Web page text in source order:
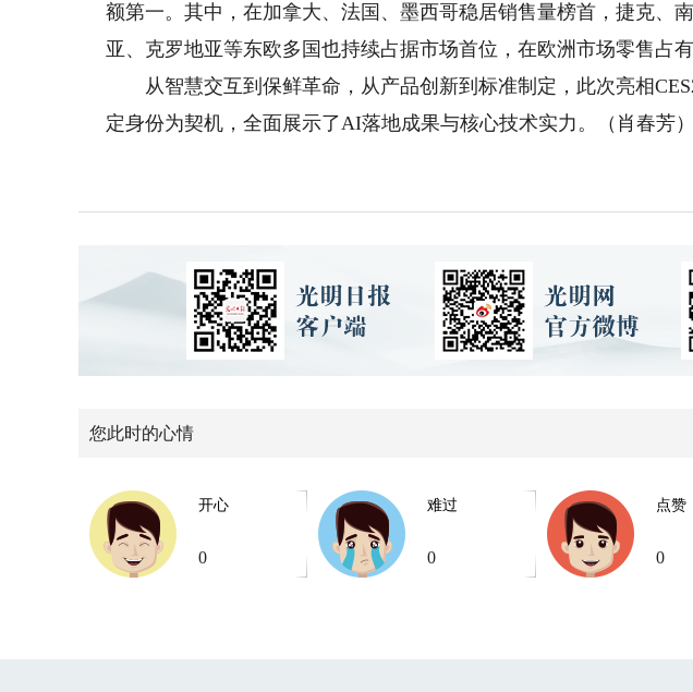
额第一。其中，在加拿大、法国、墨西哥稳居销售量榜首，捷克、
亚、克罗地亚等东欧多国也持续占据市场首位，在欧洲市场零售占
从智慧交互到保鲜革命，从产品创新到标准制定，此次亮相
定身份为契机，全面展示了AI落地成果与核心技术实力。（肖春芳）
您此时的心情
开心
0
难过
0
点赞
0